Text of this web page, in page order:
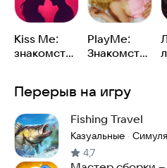
Kiss Me:
знакомства
и чат
PlayMe:
Знакомства
Перерыв на игру
Fishing Travel
Казуальные ·
4,7